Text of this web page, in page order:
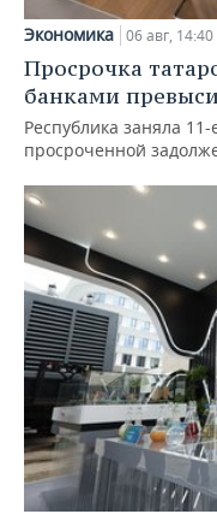
Экономика 06 авг, 14:40
Просрочка
банками
Республика заняла
просроченной